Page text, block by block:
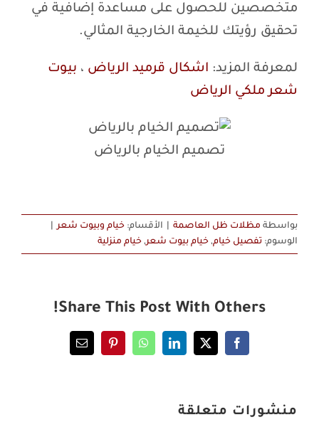
متخصصين للحصول على مساعدة إضافية في
تحقيق رؤيتك للخيمة الخارجية المثالي.
لمعرفة المزيد: اشكال قرميد الرياض ، بيوت
شعر ملكي الرياض
تصميم الخيام بالرياض
بواسطة مظلات ظل العاصمة الأقسام: خيام وبيوت شعر
الوسوم: تفصيل خيام, خيام بيوت شعر, خيام منزلية
Share This Post With Others!
Facebook
X
LinkedIn
WhatsApp
Pinterest
Email
منشورات متعلقة